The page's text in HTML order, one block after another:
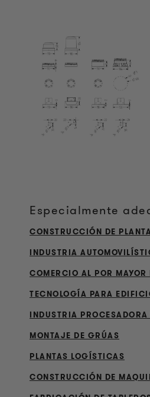
Especialmente
CONSTRUCCIÓN DE
INDUSTRIA
COMERCIO AL POR MAYOR
TECNOLOGÍA PARA
INDUSTRIA PROCESADORA
MONTAJE DE GRÚAS
PLANTAS LOGÍSTICAS
CONSTRUCCIÓN DE